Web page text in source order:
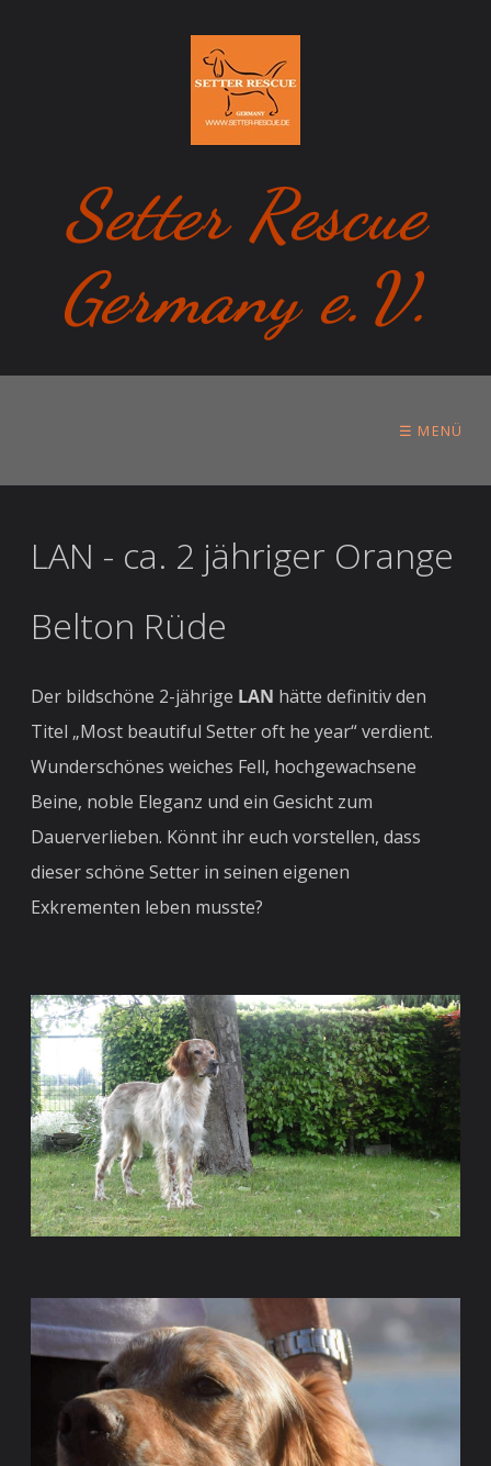
Setter Rescue
Germany e.V.
☰ MENÜ
LAN - ca. 2 jähriger Orange
Belton Rüde
Der bildschöne 2-jährige LAN hätte definitiv den
Titel „Most beautiful Setter oft he year“ verdient.
Wunderschönes weiches Fell, hochgewachsene
Beine, noble Eleganz und ein Gesicht zum
Dauerverlieben. Könnt ihr euch vorstellen, dass
dieser schöne Setter in seinen eigenen
Exkrementen leben musste?